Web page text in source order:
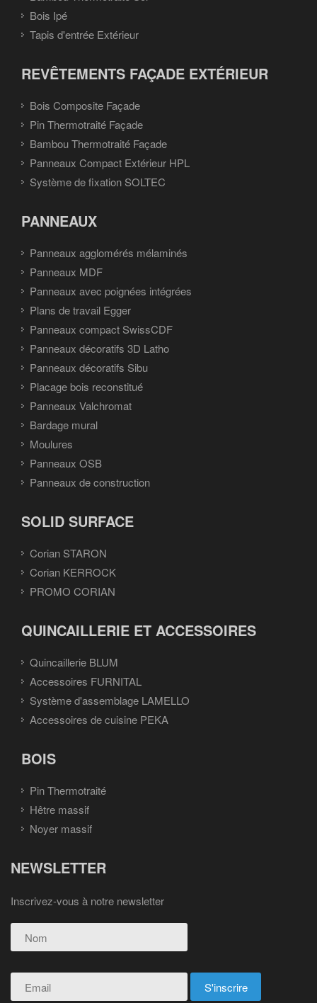
Bois Ipé
Tapis d'entrée Extérieur
REVÊTEMENTS FAÇADE EXTÉRIEUR
Bois Composite Façade
Pin Thermotraité Façade
Bambou Thermotraité Façade
Panneaux Compact Extérieur HPL
Système de fixation SOLTEC
PANNEAUX
Panneaux agglomérés mélaminés
Panneaux MDF
Panneaux avec poignées intégrées
Plans de travail Egger
Panneaux compact SwissCDF
Panneaux décoratifs 3D Latho
Panneaux décoratifs Sibu
Placage bois reconstitué
Panneaux Valchromat
Bardage mural
Moulures
Panneaux OSB
Panneaux de construction
SOLID SURFACE
Corian STARON
Corian KERROCK
PROMO CORIAN
QUINCAILLERIE ET ACCESSOIRES
Quincaillerie BLUM
Accessoires FURNITAL
Système d'assemblage LAMELLO
Accessoires de cuisine PEKA
BOIS
Pin Thermotraité
Hêtre massif
Noyer massif
NEWSLETTER
Inscrivez-vous à notre newsletter